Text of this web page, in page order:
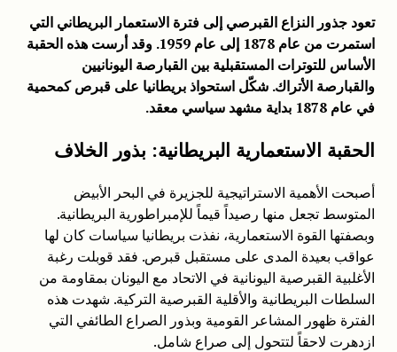
تعود جذور النزاع القبرصي إلى فترة الاستعمار البريطاني التي
استمرت من عام 1878 إلى عام 1959. وقد أرست هذه الحقبة
الأساس للتوترات المستقبلية بين القبارصة اليونانيين
والقبارصة الأتراك. شكّل استحواذ بريطانيا على قبرص كمحمية
في عام 1878 بداية مشهد سياسي معقد.
الحقبة الاستعمارية البريطانية: بذور الخلاف
أصبحت الأهمية الاستراتيجية للجزيرة في البحر الأبيض
المتوسط تجعل منها رصيداً قيماً للإمبراطورية البريطانية.
وبصفتها القوة الاستعمارية، نفذت بريطانيا سياسات كان لها
عواقب بعيدة المدى على مستقبل قبرص. فقد قوبلت رغبة
الأغلبية القبرصية اليونانية في الاتحاد مع اليونان بمقاومة من
السلطات البريطانية والأقلية القبرصية التركية. شهدت هذه
الفترة ظهور المشاعر القومية وبذور الصراع الطائفي التي
ازدهرت لاحقاً لتتحول إلى صراع شامل.